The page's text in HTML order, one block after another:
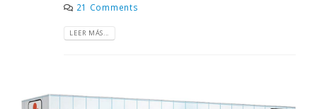
21 Comments
LEER MÁS...